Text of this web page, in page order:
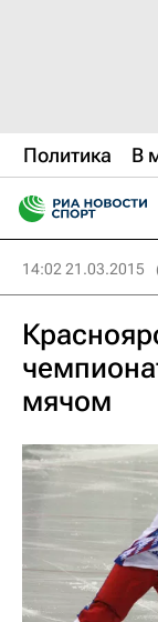
Политика В
14:02 21.03.2015
мячом